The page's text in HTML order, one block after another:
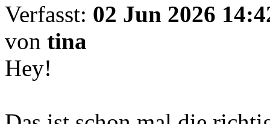
Verfasst: 02 Jun 2026
von tina
Hey!